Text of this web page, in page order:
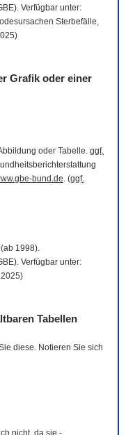
Verfügbar unter:
Sterbefälle,
Grafik oder einer
oder Tabelle. ggf.
bund.de. (ggf.
1998).
Verfügbar unter:
Tabellen
diese. Notieren Sie sich